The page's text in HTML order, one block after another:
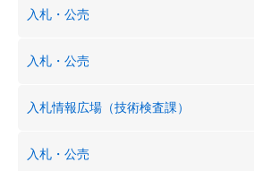
入札・公売
入札・公売
入札情報広場（技術検査課）
入札・公売